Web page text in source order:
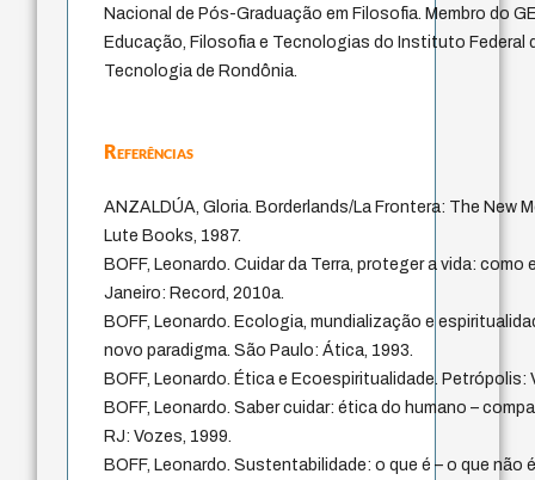
Nacional de Pós-Graduação em Filosofia. Membro do
Educação, Filosofia e Tecnologias do Instituto Federal
Tecnologia de Rondônia.
Referências
ANZALDÚA, Gloria. Borderlands/La Frontera: The New
Lute Books, 1987.
BOFF, Leonardo. Cuidar da Terra, proteger a vida: como
Janeiro: Record, 2010a.
BOFF, Leonardo. Ecologia, mundialização e
novo paradigma. São Paulo: Ática, 1993.
BOFF, Leonardo. Ética e Ecoespiritualidade. Petrópolis:
BOFF, Leonardo. Saber cuidar: ética do humano –
RJ: Vozes, 1999.
BOFF, Leonardo. Sustentabilidade: o que é – o que não